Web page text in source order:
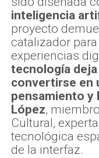
inteligencia
proyecto
catalizador
experiencias
tecnología
convertirse en
pensamiento y
López,
Cultural,
tecnológica
de la interfaz.